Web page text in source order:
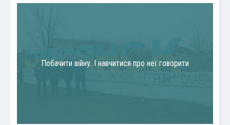
Побачити війну. І навчитися про неї говорити